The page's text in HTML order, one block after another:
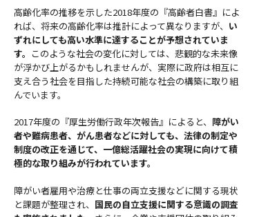
高齢化率の推移を示した2018年度の『高齢者白書』によ
れば、将来の高齢化率は推計によって異なりますが、 い
ずれにしても高い水準に達することが予想されていま
す。 このような社会の変化に対しては、悲観的な未来像
が浮かび上がるかもしれませんが、実際に政府は相互に
支え合う社会を目指した持続可能な社会の構築に取り組
んでいます。
2017年度の『厚生労働行政年次報告』によると、 障がい
者や難病患者、がん患者などに対しても、法律の制定や
制度の改正を通じて、一億総活躍社会の実現に向けて積
極的な取り組みが行われています。
障がい者雇用や治療と仕事の両立支援などに関する現状
と課題が整理され、 国民の自立支援に関する意識の調査